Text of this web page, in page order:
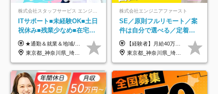
ITサポート■未経験OK■土日
祝休み■残業少なめ■在宅実
績あり■約900種類のスキル
アップ講座あり■全国募集
★通勤＆就業＆地域/住宅＆役職手当あり ★残業代は全額支給 ★選べる給与制度あり！ ■東京・神奈川・千葉・埼玉勤務の場合 月給24.5万円～55万円＋諸手当 （残業代は全額支給） (20,000円の地域/住宅手当込み) ■愛知・京都・大阪・兵庫勤務の場合 月給24万円以上＋諸手当 （残業代は全額支給） (15,000円の地域/住宅手当込み) ■茨城・栃木・群馬・静岡・三重・滋賀・広島・福岡勤務の場合 月給23.5万円以上＋諸手当 （残業代は全額支給） (10,000円の地域/住宅手当込み) ■北海道・宮城・山梨・長野・岐阜・奈良・和歌山・岡山勤務の場合 月給23万円以上＋諸手当 （残業代は全額支給） (5,000円の地域/住宅手当込み) ■その他のエリア勤務の場合 月給22.5万円以上＋諸手当 （残業代は全額支給） ※経験や能力を考慮し、当社規定により優遇します 【昇給：年一回実施】 【選べる給与制度】 ★収入を重視する方に… 「変動型人事制度」の選択も可能（派遣先からの評価に応じて収入アップ！） ※年2回のタイミングで希望者と面談の上決定します。
東京都_神奈川県_埼玉県_千葉県_大阪府_愛知県_北海道_岩手県_宮城県_山形県_福島県_茨城県_栃木県_群馬県_山梨県_長野県_富山県_石川県_静岡県_岐阜県_三重県_兵庫県_京都府_滋賀県_奈良県_広島県_岡山県_山口県_愛媛県_福岡県_熊本県_長崎県
株式会社エンジニアファースト
SE／原則フルリモート／案
件は自分で選べる／定着率
93%／20～30代活躍中！
【経験者】月給40万円～120万円(固定残業代含む)+各種手当 ★前職給与の総収入額を100％保証｜還元率84％〜100％ ★20代の平均年収570万円 ※月給には、みなし残業手当(月30時間／5万8000円以上)を含みます 超過分は別途追加支給 ※固定残業代は、時間外労働の有無に関わらず30時間分を、月5万8000円~15万7000円支給 ※上記を超える時間外労働分は追加で支給 【未経験者】月給21万円以上＋各種手当 固定残業なし(残業代発生分全額支給) ※6ヶ月の試用期間あり（※条件に変動なし） ▼単価連動性×還元率は84％～100％で収入の大幅UPが可能！ ・案件単価が月50万円の場合：年収417万円 ・案件単価が月70万円の場合：年収584万円 ・案件単価が月100万円の場合：年収834万円 ＜モデル年収＞ ▼400万円～500万円(入社初年度) ▼542万円～626万円(入社2年) ▼667万円～700万円(入社3年） ▼709万円～801万円(入社5年）
東京都_神奈川県_埼玉県_千葉県_大阪府_愛知県_北海道_青森県_岩手県_宮城県_秋田県_山形県_福島県_茨城県_栃木県_群馬県_新潟県_山梨県_長野県_富山県_石川県_福井県_静岡県_岐阜県_三重県_兵庫県_京都府_滋賀県_奈良県_和歌山県_広島県_岡山県_鳥取県_島根県_山口県_徳島県_香川県_愛媛県_高知県_福岡県_熊本県_佐賀県_長崎県_大分県_宮崎県_鹿児島県_沖縄県